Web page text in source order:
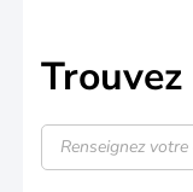
Trouvez